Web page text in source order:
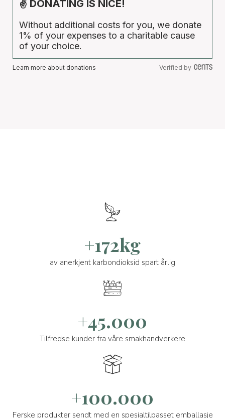
✌ DONATING IS NICE!
Without additional costs for you, we donate
1% of your expenses to a charitable cause
of your choice.
Learn more about donations Verified by
+172kg
av anerkjent karbondioksid spart årlig
+45.000
Tilfredse kunder fra våre smakhandverkere
+100.000
Ferske produkter sendt med en spesialtilpasset emballasje